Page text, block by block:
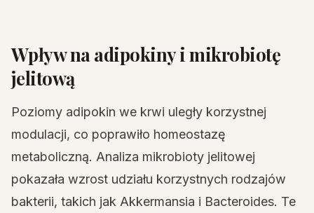
Wpływ na adipokiny i mikrobiotę
jelitową
Poziomy adipokin we krwi uległy korzystnej
modulacji, co poprawiło homeostazę
metaboliczną. Analiza mikrobioty jelitowej
pokazała wzrost udziału korzystnych rodzajów
bakterii, takich jak Akkermansia i Bacteroides. Te